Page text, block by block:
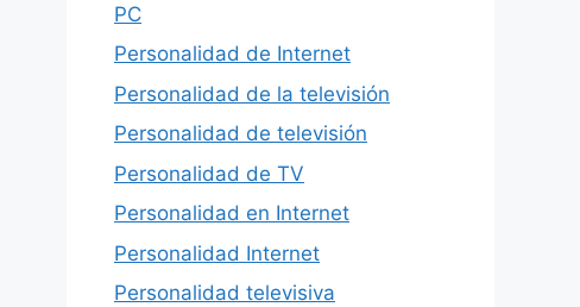
PC
Personalidad de Internet
Personalidad de la televisión
Personalidad de televisión
Personalidad de TV
Personalidad en Internet
Personalidad Internet
Personalidad televisiva